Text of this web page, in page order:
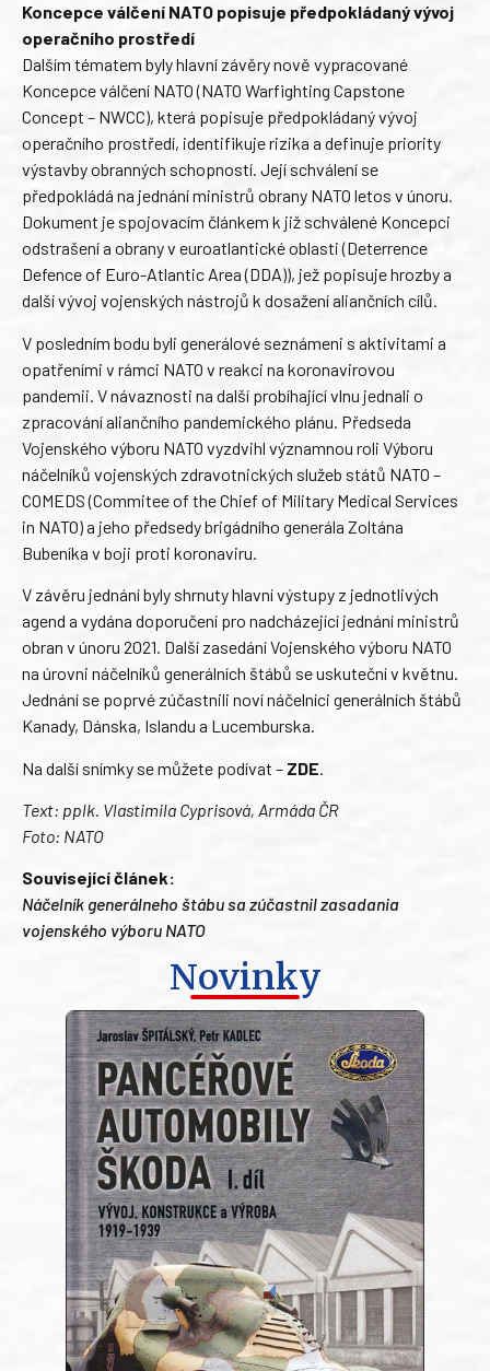
Koncepce válčení NATO popisuje předpokládaný vývoj
operačního prostředí
Dalším tématem byly hlavní závěry nově vypracované
Koncepce válčení NATO (NATO Warfighting Capstone
Concept – NWCC), která popisuje předpokládaný vývoj
operačního prostředí, identifikuje rizika a definuje priority
výstavby obranných schopností. Její schválení se
předpokládá na jednání ministrů obrany NATO letos v únoru.
Dokument je spojovacím článkem k již schválené Koncepci
odstrašení a obrany v euroatlantické oblasti (Deterrence
Defence of Euro-Atlantic Area (DDA)), jež popisuje hrozby a
další vývoj vojenských nástrojů k dosažení aliančních cílů.
V posledním bodu byli generálové seznámeni s aktivitami a
opatřeními v rámci NATO v reakci na koronavirovou
pandemii. V návaznosti na další probíhající vlnu jednali o
zpracování aliančního pandemického plánu. Předseda
Vojenského výboru NATO vyzdvihl významnou roli Výboru
náčelníků vojenských zdravotnických služeb států NATO –
COMEDS (Commitee of the Chief of Military Medical Services
in NATO) a jeho předsedy brigádního generála Zoltána
Bubeníka v boji proti koronaviru.
V závěru jednání byly shrnuty hlavní výstupy z jednotlivých
agend a vydána doporučení pro nadcházející jednání ministrů
obran v únoru 2021. Další zasedání Vojenského výboru NATO
na úrovni náčelníků generálních štábů se uskuteční v květnu.
Jednání se poprvé zúčastnili noví náčelníci generálních štábů
Kanady, Dánska, Islandu a Lucemburska.
Na další snímky se můžete podívat – ZDE
Text: pplk. Vlastimila Cyprisová, Armáda ČR
Foto: NATO
Související článek:
Náčelník generálneho štábu sa zúčastnil zasadania
vojenského výboru NATO
Novinky